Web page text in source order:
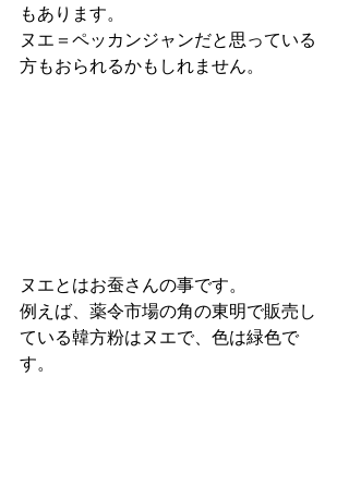
もあります。
ヌエ＝ペッカンジャンだと思っている
方もおられるかもしれません。
ヌエとはお蚕さんの事です。
例えば、薬令市場の角の東明で販売し
ている韓方粉はヌエで、色は緑色で
す。